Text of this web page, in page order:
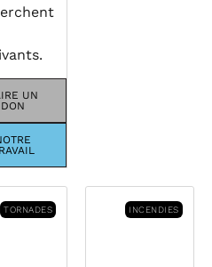
UN
DON
TORNADES INCENDIES